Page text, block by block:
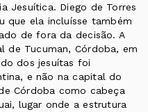
Jesuítica. Diego de Torres
que ela incluísse também
de fora da decisão. A
de Tucuman, Córdoba, em
dos jesuítas foi
e não na capital do
Córdoba como cabeça
lugar onde a estrutura